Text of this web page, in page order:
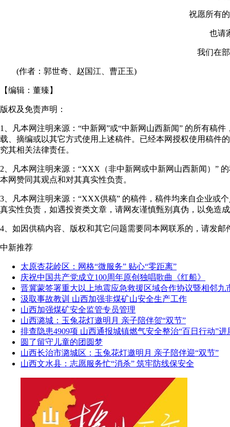
祝愿所有
也请
我们在
(作者：郭世奇、赵国江、曹正玉)
【编辑： 董臻 】
版权及免责声明：
1、凡本网注明来源：“中新网”或“中新网山西新闻” 的所有稿
载、摘编或以其它方式使用上述稿件。已经本网授权使用稿件
究其相关法律责任。
2、凡本网注明来源：“XXX（非中新网或中新网山西新闻）”
本网赞同其观点和对其真实性负责。
3、凡本网注明来源：“XXX供稿” 的稿件，稿件均来自企业或
真实性负责，如遇投资类文章，请网友谨慎甄别真伪，以免造
4、如因供稿内容、版权和其它问题需要同本网联系的，请发邮
中新推荐
太原杏花岭区：网格“微服务” 贴心“零距离”
庆祝中国共产党成立100周年原创独唱歌曲《红船》
晋冀蒙签署重大以上地震应急救援区域合作协议暨相邻九
汲取事故教训 山西加强非煤矿山安全生产工作
山西加强煤矿安全监管专员管理
山西潞城：玉兔花灯邀明月 亲子陪伴贺“双节”
排查隐患4909项 山西通报城镇燃气安全整治“百日行动”进
圆了留守儿童的团圆梦
山西长治市潞城区：玉兔花灯邀明月 亲子陪伴迎“双节”
山西文水县：志愿服务忙“消杀” 筑牢防线保安全